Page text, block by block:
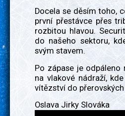
Docela se děsím toho,
první přestávce přes
rozbitou hlavou.
do našeho sektoru,
svým stavem.
Po zápase je odpáleno
na vlakové nádraží,
vítězství do přerovských
Oslava Jirky Slováka